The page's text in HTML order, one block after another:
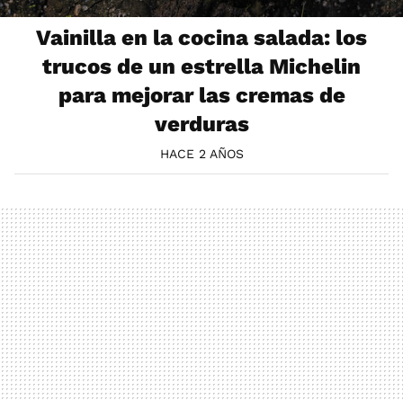
Vainilla en la cocina salada: los
trucos de un estrella Michelin
para mejorar las cremas de
verduras
HACE 2 AÑOS